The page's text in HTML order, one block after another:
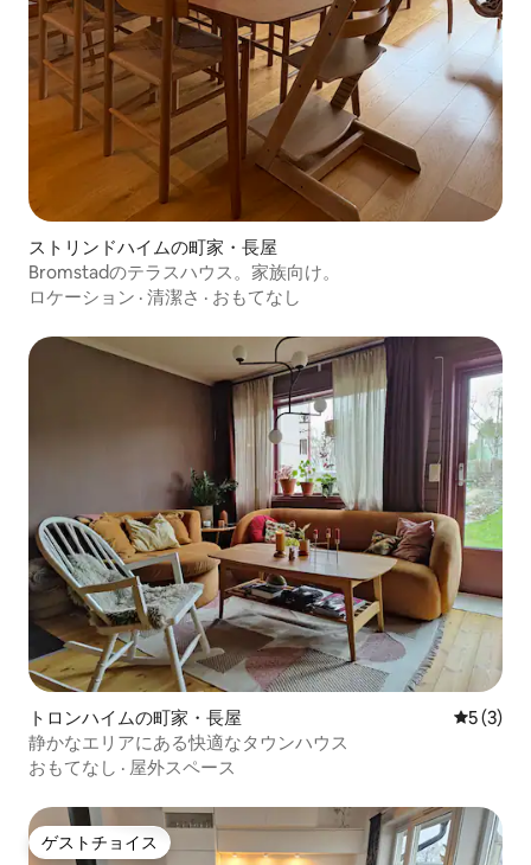
ストリンドハイムの町家・長屋
Bromstadのテラスハウス。家族向け。
ロケーション · 清潔さ · おもてなし
トロンハイムの町家・長屋 レビュー
5 (3)
静かなエリアにある快適なタウンハウス
おもてなし · 屋外スペース
ゲストチョイス
ゲストチョイス